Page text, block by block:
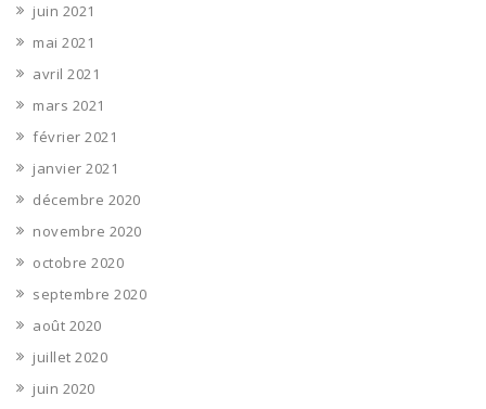
juin 2021
mai 2021
avril 2021
mars 2021
février 2021
janvier 2021
décembre 2020
novembre 2020
octobre 2020
septembre 2020
août 2020
juillet 2020
juin 2020